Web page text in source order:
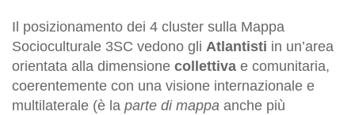
Il posizionamento dei 4 cluster sulla Mappa
Socioculturale 3SC vedono gli Atlantisti in un’area
orientata alla dimensione collettiva e comunitaria,
coerentemente con una visione internazionale e
multilaterale (è la parte di mappa anche più